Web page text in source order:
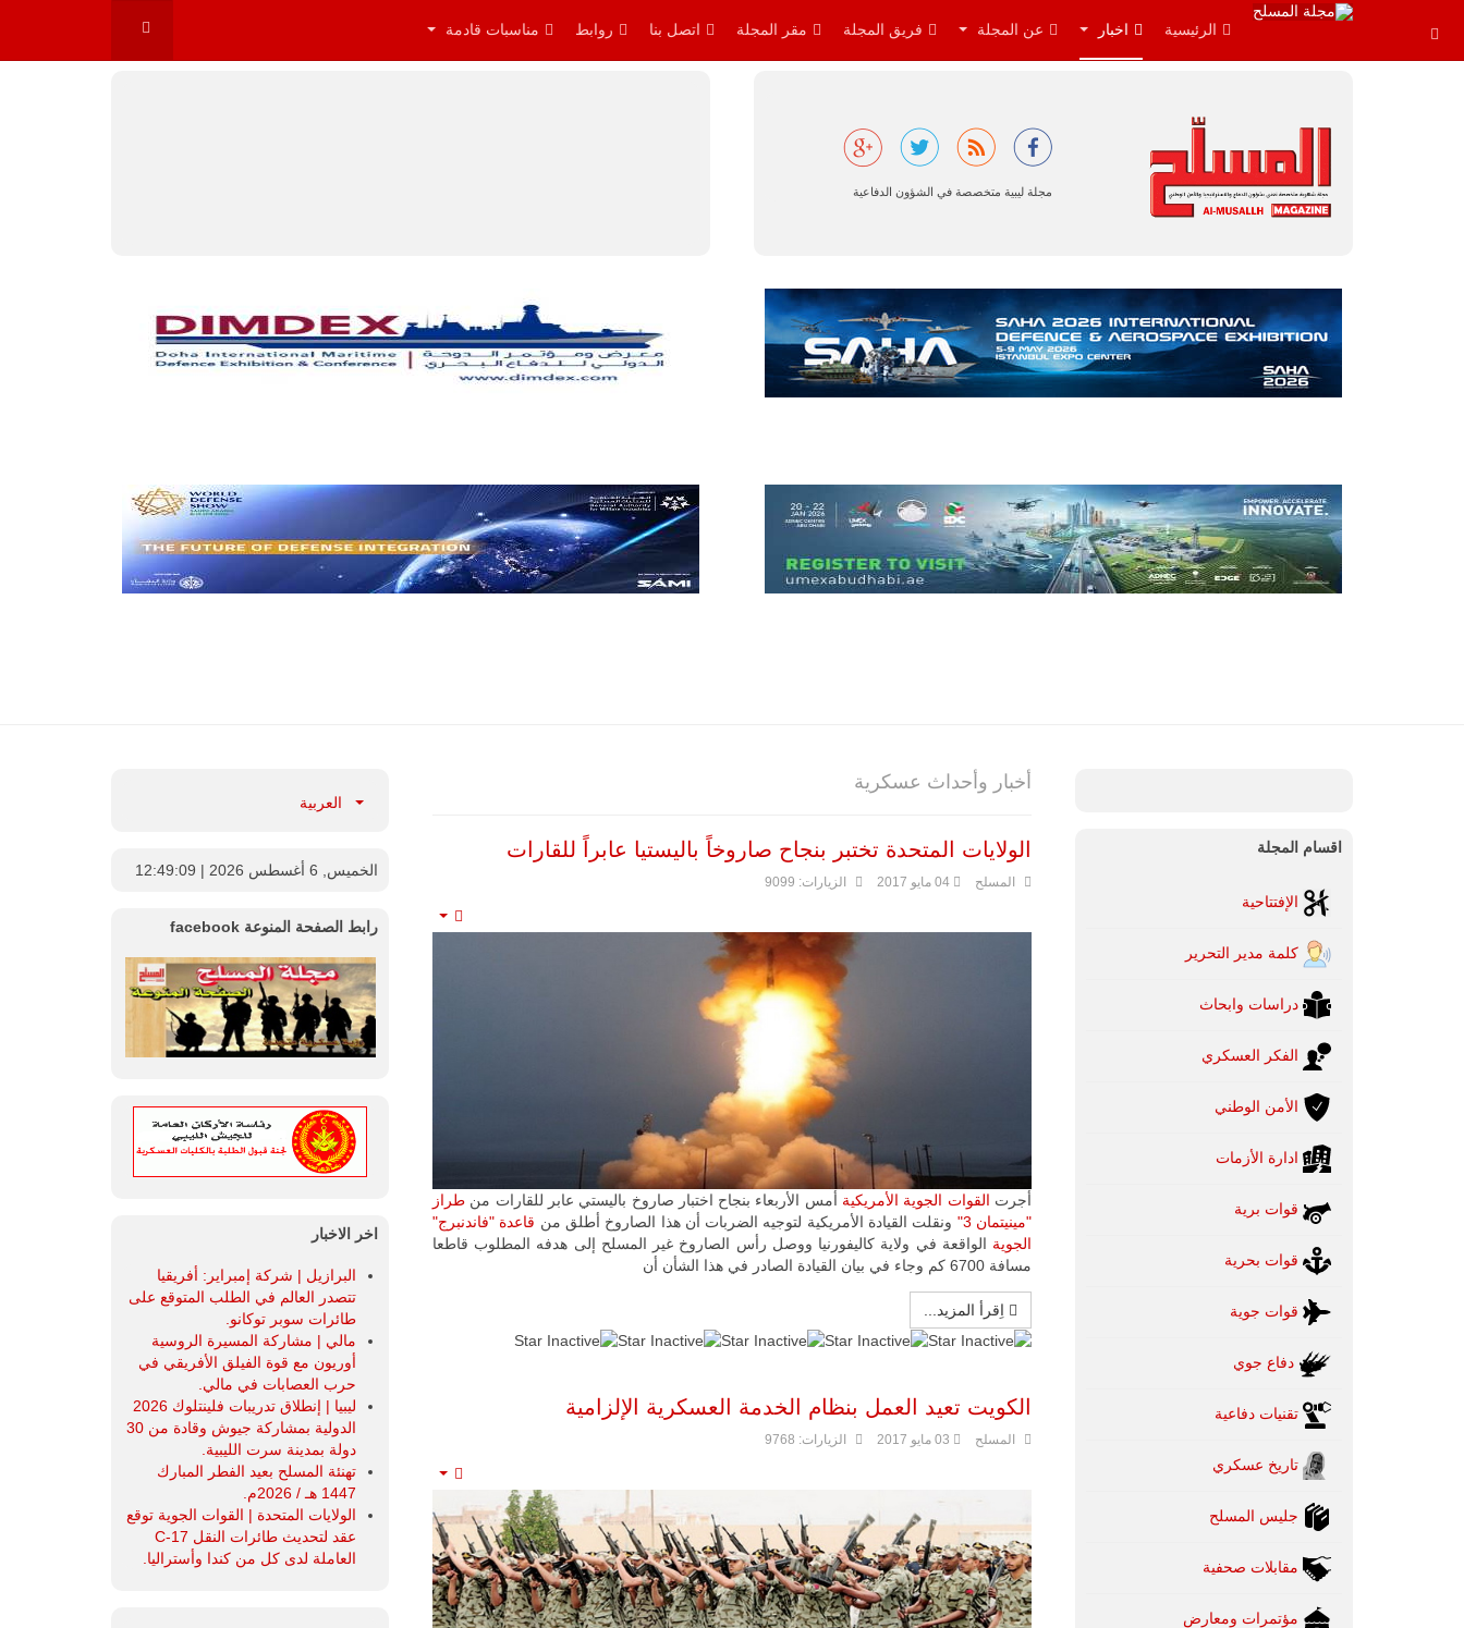
الرئيسية اخبار عن المجلة فريق المجلة مقر المجلة اتصل بنا روابط مناسبات قادمة
مجلة ليبية متخصصة في الشؤون الدفاعية
أفريقيا
تتصدر العالم
في الطلب
المتوقع على
للصناعات الجوية
أن تصبح القارة
الأفريقية أكبر
سوق عالمي
لطائرة الهجوم
الخفيف
والتدريب
مشاركة
العصابات في
مالي.
مع تصاعد حدة
الحرب الجوية
الروسية في
مالي رُصدت
طائرة أوريون
بدون طيار فوق
التمرد في
منطقة الساحل،
أوريون على
التحليق…
أخبار وأحداث عسكرية
الولايات المتحدة تختبر بنجاح صاروخاً باليستيا عابراً للقارات
المسلح 04 مايو 2017 الزيارات: 9099
Empty
أجرت القوات الجوية الأمريكية أمس الأربعاء بنجاح اختبار صاروخ باليستي عابر للقارات من طراز
"مينيتمان 3"
ونقلت القيادة الأمريكية لتوجيه الضربات أن هذا الصاروخ أطلق من قاعدة "فاندنبرج"
الجوية الواقعة في ولاية كاليفورنيا ووصل رأس الصاروخ غير المسلح إلى هدفه المطلوب قاطعا
مسافة 6700 كم وجاء في بيان القيادة الصادر في هذا الشأن أن
اِقرأ المزيد...
الكويت تعيد العمل بنظام الخدمة العسكرية الإلزامية
المسلح 03 مايو 2017 الزيارات: 9768
اقسام المجلة
الإفتتاحية
كلمة مدير التحرير
دراسات وابحاث
الفكر العسكري
الأمن الوطني
ادارة الأزمات
قوات برية
قوات بحرية
قوات جوية
دفاع جوي
تقنيات دفاعية
تاريخ عسكري
جليس المسلح
مقابلات صحفية
مؤتمرات ومعارض
العربية
الخميس, 6 أغسطس 2026 | 12:49:11
رابط الصفحة المنوعة facebook
اخر الاخبار
البرازيل | شركة إمبراير: أفريقيا
تتصدر العالم في الطلب المتوقع على
طائرات سوبر توكانو.
مالي | مشاركة المسيرة الروسية
أوريون مع قوة الفيلق الأفريقي في
حرب العصابات في مالي.
ليبيا | إنطلاق تدريبات فلينتلوك 2026
الدولية بمشاركة جيوش وقادة من 30
دولة بمدينة سرت الليبية.
تهنئة المسلح بعيد الفطر المبارك
1447 هـ / 2026م.
الولايات المتحدة | القوات الجوية توقع
عقد لتحديث طائرات النقل C-17
العاملة لدى كل من كندا وأستراليا.